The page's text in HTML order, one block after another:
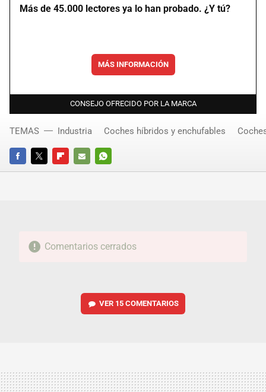
Más de 45.000 lectores ya lo han probado. ¿Y tú?
MÁS INFORMACIÓN
CONSEJO OFRECIDO POR LA MARCA
FACEBOOKTWITTERFLIPBOARD
E-
WHATSAPP
TEMAS Industria Coches híbridos y enchufables
Comentarios cerrados
VER 15 COMENTARIOS